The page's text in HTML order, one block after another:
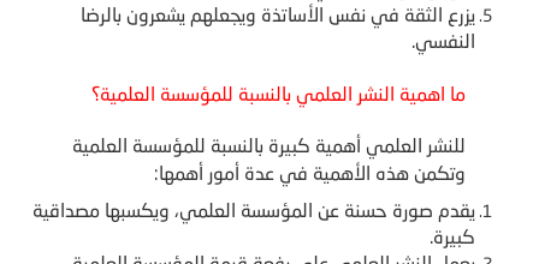
يزرع الثقة في نفس الأساتذة ويجعلهم يشعرون بالرضا
النفسي.
ما اهمية النشر العلمي بالنسبة للمؤسسة العلمية؟
للنشر العلمي أهمية كبيرة بالنسبة للمؤسسة العلمية
وتكمن هذه الأهمية في عدة أمور أهمها:
يقدم صورة حسنة عن المؤسسة العلمي، ويكسبها مصداقية
كبيرة.